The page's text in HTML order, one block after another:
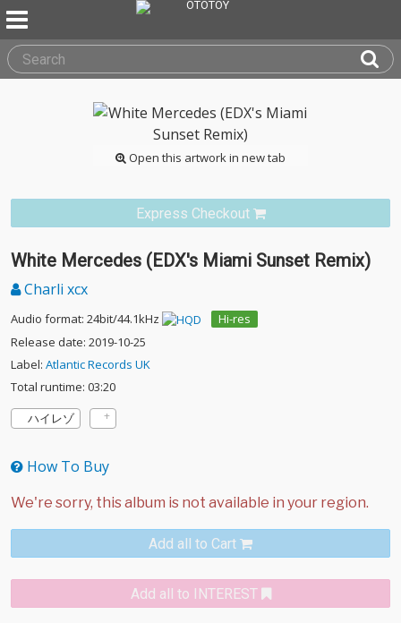
Open this artwork in new tab
Express Checkout
White Mercedes (EDX's Miami Sunset Remix)
Charli xcx
Audio format: 24bit/44.1kHz
Hi-res
Release date: 2019-10-25
Label: Atlantic Records UK
Total runtime: 03:20
ハイレゾ
How To Buy
Add all to Cart
Add all to INTEREST